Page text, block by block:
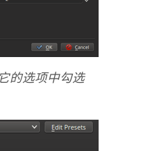
的选项中勾选